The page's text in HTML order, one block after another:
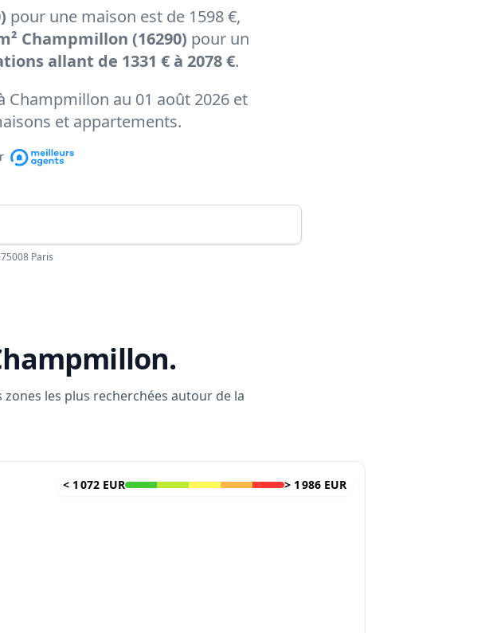
pour une maison est de 1598 €,
Champmillon (16290) pour un
allant de 1331 € à 2078 €.
Champmillon au 01 août 2026 et
et appartements.
Paris
.
les plus recherchées autour de la
< 1 072 EUR > 1 986 EUR